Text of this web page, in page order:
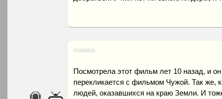
matasa
Посмотрела этот фильм лет 10 назад, и
перекликается с фильмом Чужой. Так же,
людей, оказавшихся на краю Земли. И